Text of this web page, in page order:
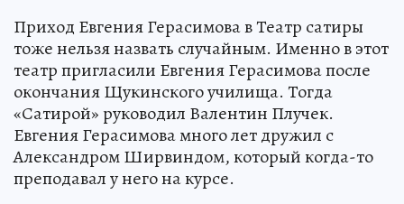
Приход Евгения Герасимова в Театр сатиры
тоже нельзя назвать случайным. Именно в этот
театр пригласили Евгения Герасимова после
окончания Щукинского училища. Тогда
«Сатирой» руководил Валентин Плучек.
Евгения Герасимова много лет дружил с
Александром Ширвиндом, который когда-то
преподавал у него на курсе.